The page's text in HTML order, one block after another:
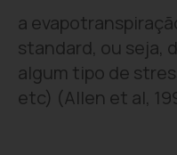
a
standard, ou seja,
algum tipo de
etc) (Allen et al,